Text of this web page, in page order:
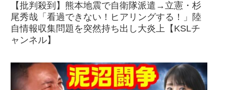
【批判殺到】熊本地震で自衛隊派遣→立憲・杉
尾秀哉「看過できない！ヒアリングする！」陸
自情報収集問題を突然持ち出し大炎上【KSLチ
ャンネル】